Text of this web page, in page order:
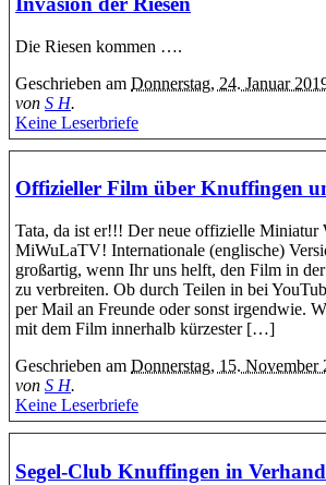
Die Riesen kommen ….
Geschrieben am Donnerstag, 24. Januar
von S H.
Keine Leserbriefe
Offizieller Film über Knuffingen
Tata, da ist er!!! Der neue offizielle Miniatur
MiWuLaTV! Internationale (englische)
großartig, wenn Ihr uns helft, den Film in
zu verbreiten. Ob durch Teilen in bei
per Mail an Freunde oder sonst irgendwie.
mit dem Film innerhalb kürzester […]
Geschrieben am Donnerstag, 15. November
von S H.
Keine Leserbriefe
Segel-Club Knuffingen in